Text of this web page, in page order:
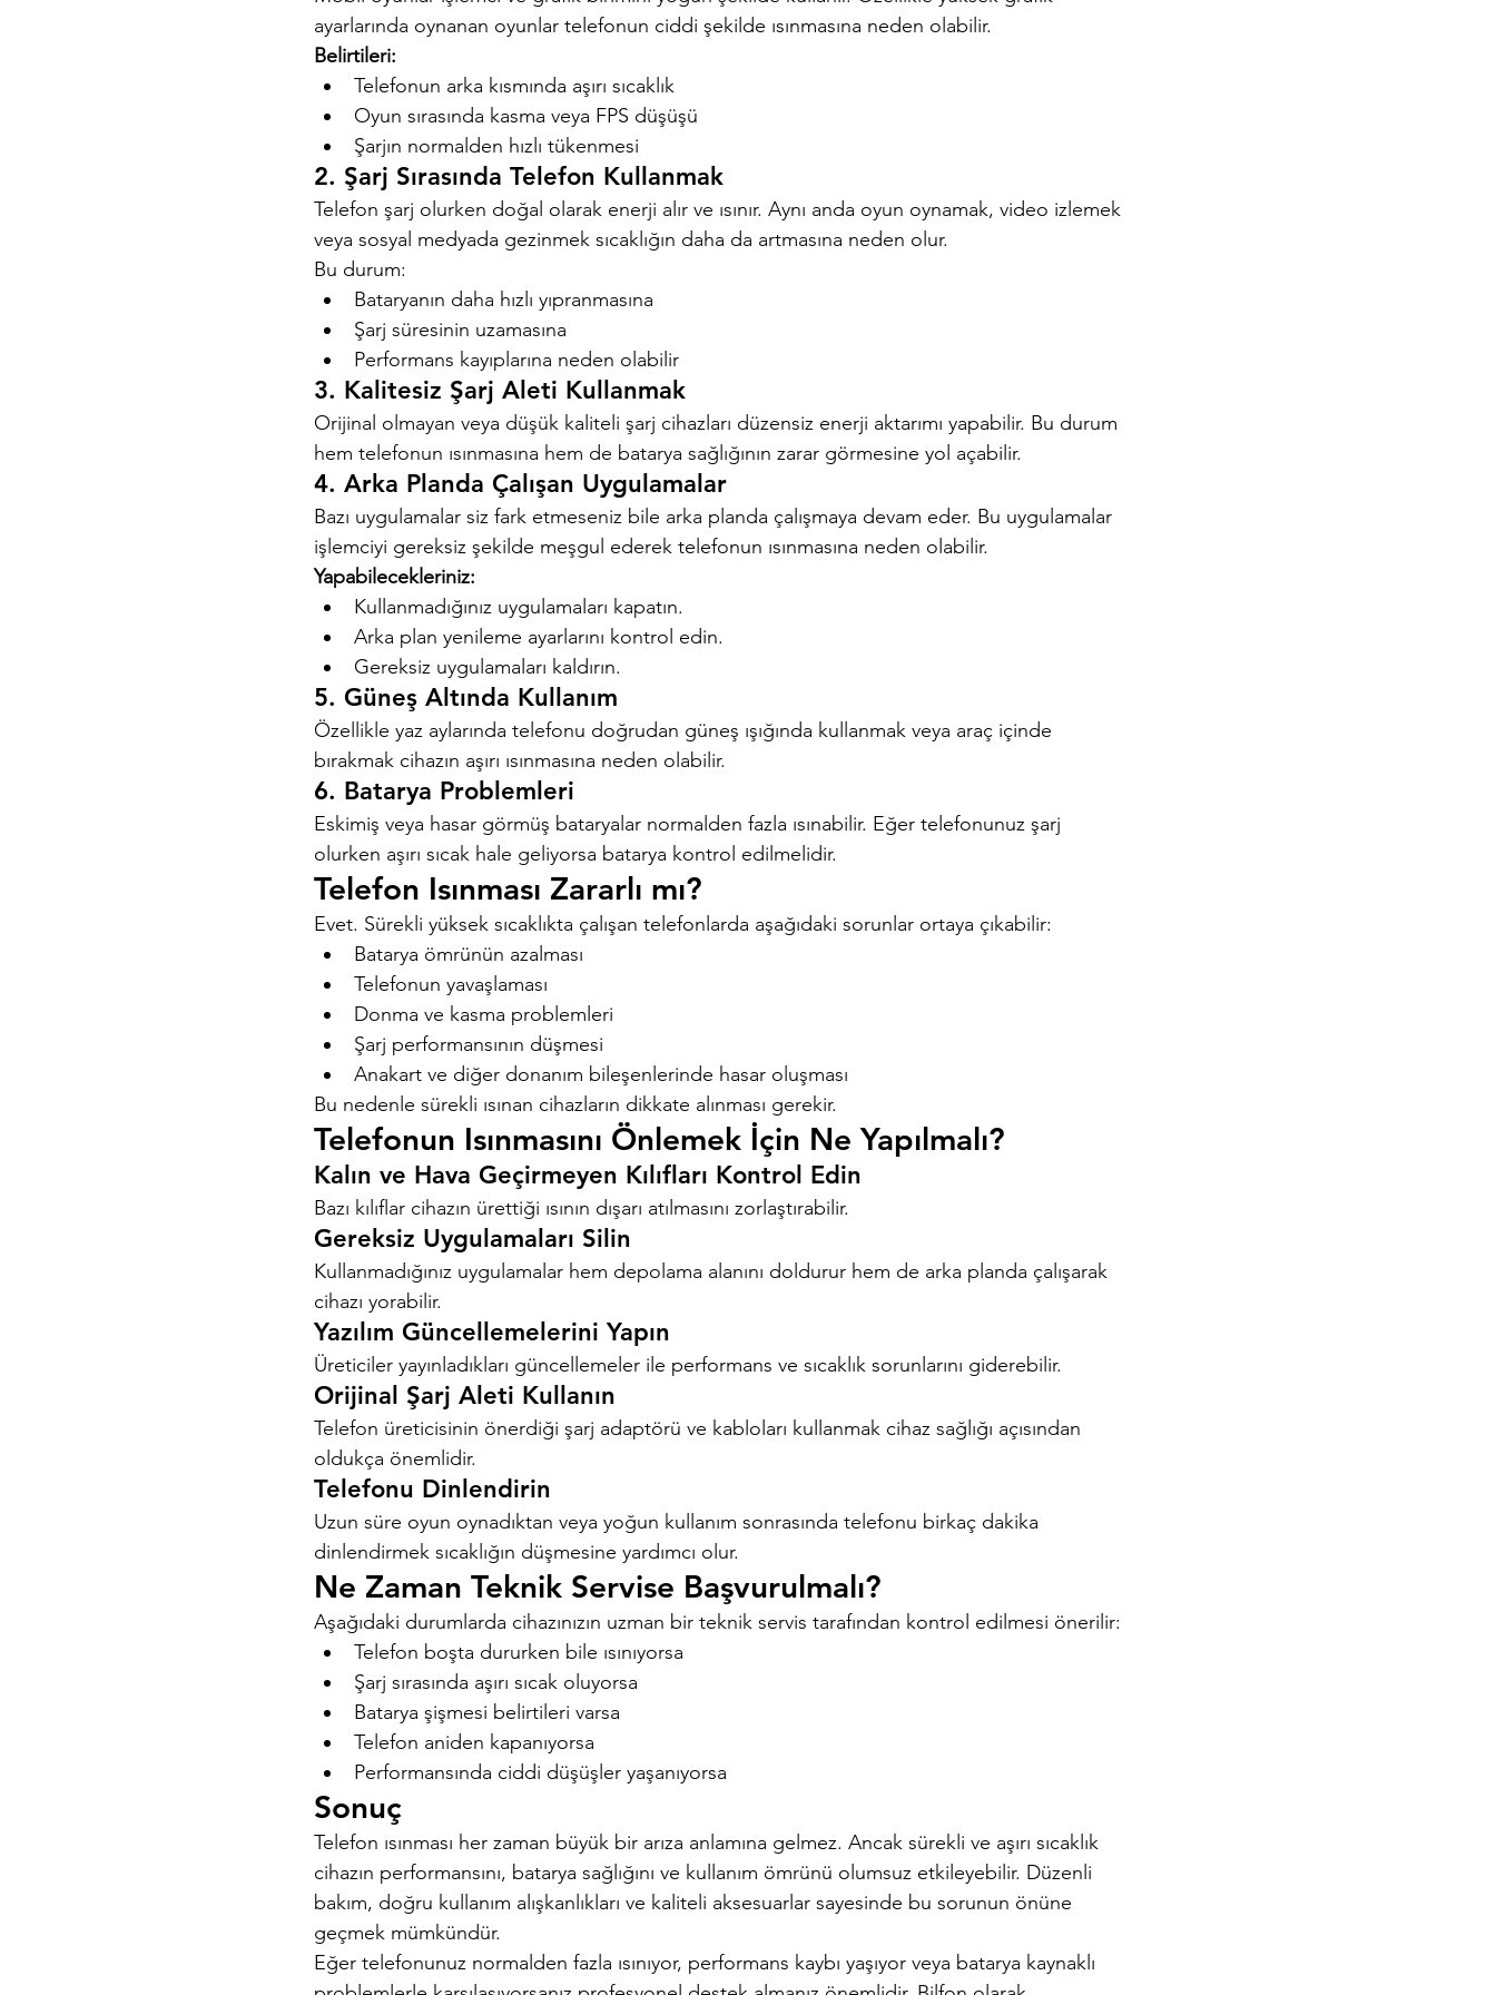
ayarlarında oynanan oyunlar telefonun ciddi şekilde ısınmasına neden olabilir.
Belirtileri:
Telefonun arka kısmında aşırı sıcaklık
Oyun sırasında kasma veya FPS düşüşü
Şarjın normalden hızlı tükenmesi
2. Şarj Sırasında Telefon Kullanmak
Telefon şarj olurken doğal olarak enerji alır ve ısınır. Aynı anda oyun oynamak, video izlemek
veya sosyal medyada gezinmek sıcaklığın daha da artmasına neden olur.
Bu durum:
Bataryanın daha hızlı yıpranmasına
Şarj süresinin uzamasına
Performans kayıplarına neden olabilir
3. Kalitesiz Şarj Aleti Kullanmak
Orijinal olmayan veya düşük kaliteli şarj cihazları düzensiz enerji aktarımı yapabilir. Bu durum
hem telefonun ısınmasına hem de batarya sağlığının zarar görmesine yol açabilir.
4. Arka Planda Çalışan Uygulamalar
Bazı uygulamalar siz fark etmeseniz bile arka planda çalışmaya devam eder. Bu uygulamalar
işlemciyi gereksiz şekilde meşgul ederek telefonun ısınmasına neden olabilir.
Yapabilecekleriniz:
Kullanmadığınız uygulamaları kapatın.
Arka plan yenileme ayarlarını kontrol edin.
Gereksiz uygulamaları kaldırın.
5. Güneş Altında Kullanım
Özellikle yaz aylarında telefonu doğrudan güneş ışığında kullanmak veya araç içinde
bırakmak cihazın aşırı ısınmasına neden olabilir.
6. Batarya Problemleri
Eskimiş veya hasar görmüş bataryalar normalden fazla ısınabilir. Eğer telefonunuz şarj
olurken aşırı sıcak hale geliyorsa batarya kontrol edilmelidir.
Telefon Isınması Zararlı mı?
Evet. Sürekli yüksek sıcaklıkta çalışan telefonlarda aşağıdaki sorunlar ortaya çıkabilir:
Batarya ömrünün azalması
Telefonun yavaşlaması
Donma ve kasma problemleri
Şarj performansının düşmesi
Anakart ve diğer donanım bileşenlerinde hasar oluşması
Bu nedenle sürekli ısınan cihazların dikkate alınması gerekir.
Telefonun Isınmasını Önlemek İçin Ne Yapılmalı?
Kalın ve Hava Geçirmeyen Kılıfları Kontrol Edin
Bazı kılıflar cihazın ürettiği ısının dışarı atılmasını zorlaştırabilir.
Gereksiz Uygulamaları Silin
Kullanmadığınız uygulamalar hem depolama alanını doldurur hem de arka planda çalışarak
cihazı yorabilir.
Yazılım Güncellemelerini Yapın
Üreticiler yayınladıkları güncellemeler ile performans ve sıcaklık sorunlarını giderebilir.
Orijinal Şarj Aleti Kullanın
Telefon üreticisinin önerdiği şarj adaptörü ve kabloları kullanmak cihaz sağlığı açısından
oldukça önemlidir.
Telefonu Dinlendirin
Uzun süre oyun oynadıktan veya yoğun kullanım sonrasında telefonu birkaç dakika
dinlendirmek sıcaklığın düşmesine yardımcı olur.
Ne Zaman Teknik Servise Başvurulmalı?
Aşağıdaki durumlarda cihazınızın uzman bir teknik servis tarafından kontrol edilmesi önerilir:
Telefon boşta dururken bile ısınıyorsa
Şarj sırasında aşırı sıcak oluyorsa
Batarya şişmesi belirtileri varsa
Telefon aniden kapanıyorsa
Performansında ciddi düşüşler yaşanıyorsa
Sonuç
Telefon ısınması her zaman büyük bir arıza anlamına gelmez. Ancak sürekli ve aşırı sıcaklık
cihazın performansını, batarya sağlığını ve kullanım ömrünü olumsuz etkileyebilir. Düzenli
bakım, doğru kullanım alışkanlıkları ve kaliteli aksesuarlar sayesinde bu sorunun önüne
geçmek mümkündür.
Eğer telefonunuz normalden fazla ısınıyor, performans kaybı yaşıyor veya batarya kaynaklı